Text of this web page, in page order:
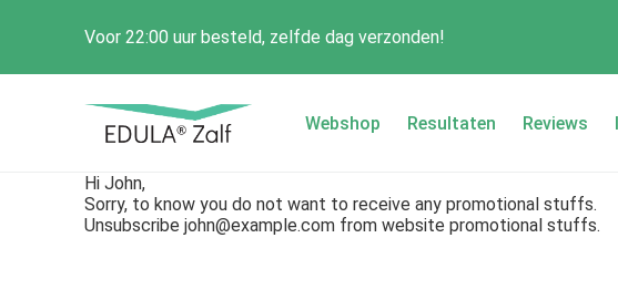
Voor 22:00 uur besteld, zelfde dag verzonden!
Webshop Resultaten Reviews
Hi John,
Sorry, to know you do not want to receive any promotional stuffs.
Unsubscribe john@example.com from website promotional stuffs.